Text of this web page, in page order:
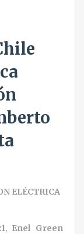
ELÉCTRICA
, Enel Green